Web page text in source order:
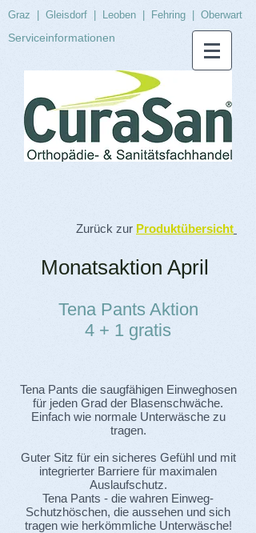
Graz Gleisdorf Leoben Fehring Oberwart
Serviceinformationen
Zurück zur Produktübersicht
Monatsaktion April
Tena Pants Aktion
4 + 1 gratis
Tena Pants die saugfähigen Einweghosen
für jeden Grad der Blasenschwäche.
Einfach wie normale Unterwäsche zu
tragen.
Guter Sitz für ein sicheres Gefühl und mit
integrierter Barriere für maximalen
Auslaufschutz.
Tena Pants - die wahren Einweg-
Schutzhöschen, die aussehen und sich
tragen wie herkömmliche Unterwäsche!